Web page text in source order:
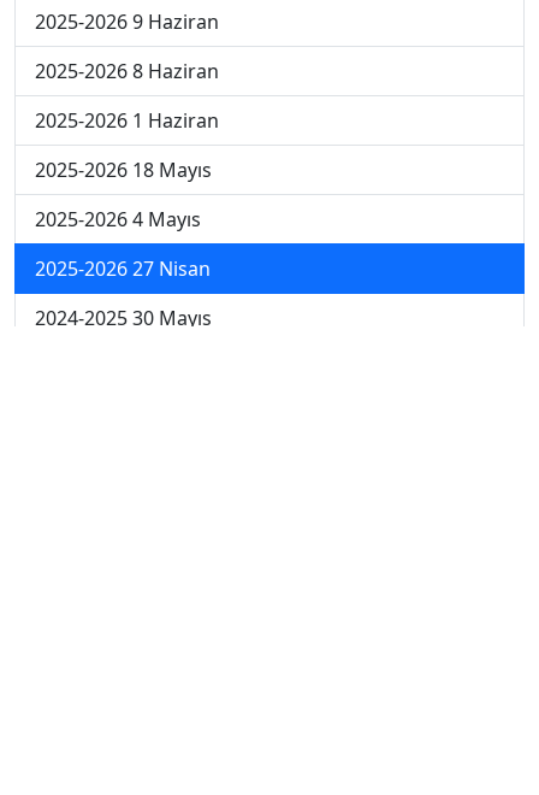
2025-2026 9 Haziran
2025-2026 8 Haziran
2025-2026 1 Haziran
2025-2026 18 Mayıs
2025-2026 4 Mayıs
2025-2026 27 Nisan
2024-2025 30 Mayıs